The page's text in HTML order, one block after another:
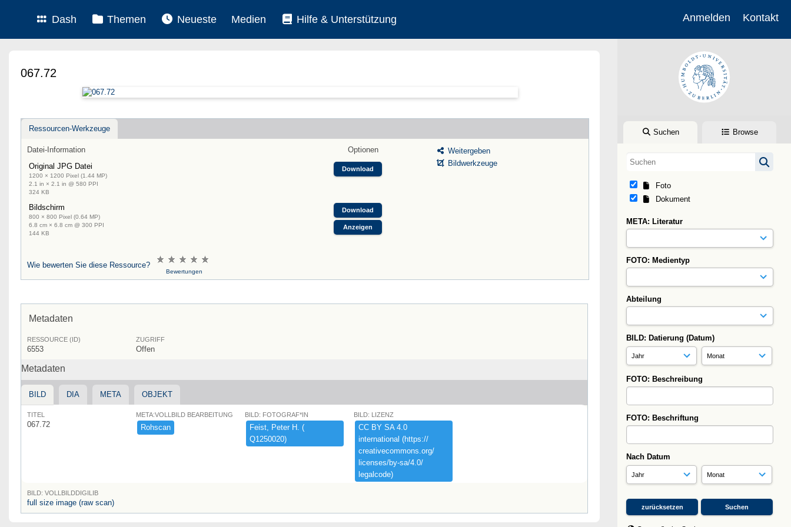
Dash Themen Neueste Medien Hilfe & Unterstützung Anmelden Kontakt
Suchen Browse
Foto
Dokument
META: Literatur
FOTO: Medientyp
Abteilung
BILD: Datierung (Datum)
FOTO: Beschreibung
FOTO: Beschriftung
Nach Datum
067.72
Ressourcen-Werkzeuge
Datei-Information
Optionen
Original JPG Datei
1200 × 1200 Pixel (1.44 MP)
2.1 in × 2.1 in @ 580 PPI
324 KB
Download
Bildschirm
800 × 800 Pixel (0.64 MP)
6.8 cm × 6.8 cm @ 300 PPI
144 KB
Download
Anzeigen
Weitergeben
Bildwerkzeuge
Wie bewerten Sie diese Ressource?
Bewertungen
Metadaten
RESSOURCE (ID)
6553
ZUGRIFF
Offen
Metadaten
BILD DIA META OBJEKT
TITEL
067.72
META:VOLLBILD BEARBEITUNG
Rohscan
BILD: FOTOGRAF*IN
Feist,​ ​Peter ​H.​ ​(​
Q1250020)​
BILD: LIZENZ
CC ​BY ​SA ​4.​0 ​
international ​(​https:​/​/​
creativecommons.​org/​
licenses/​by-​sa/​4.​0/​
legalcode)​
BILD: VOLLBILDDIGILIB
full size image (raw scan)